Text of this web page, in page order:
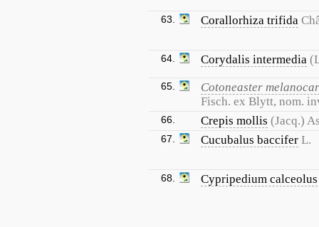
63. Corallorhiza trifida
64. Corydalis intermedia
65.
Cotoneaster
Fisch. ex Blytt, nom.
66. Crepis mollis (Jacq.)
67. Cucubalus baccifer L.
68. Cypripedium calceolus